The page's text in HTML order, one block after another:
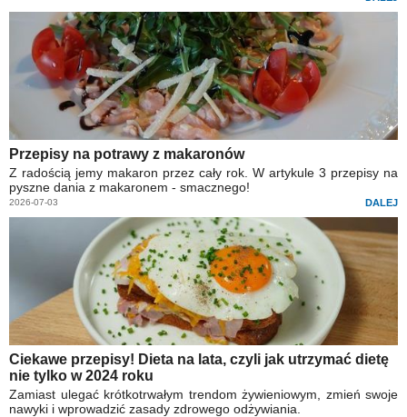
Przepisy na potrawy z makaronów
Z radością jemy makaron przez cały rok. W artykule 3 przepisy na
pyszne dania z makaronem - smacznego!
2026-07-03 DALEJ
Ciekawe przepisy! Dieta na lata, czyli jak utrzymać dietę
nie tylko w 2024 roku
Zamiast ulegać krótkotrwałym trendom żywieniowym, zmień swoje
nawyki i wprowadzić zasady zdrowego odżywiania.